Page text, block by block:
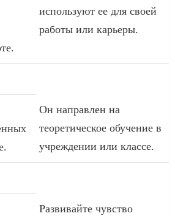
используют ее для своей
работы или карьеры.
Он направлен на
теоретическое обучение в
учреждении или классе.
Развивайте чувство